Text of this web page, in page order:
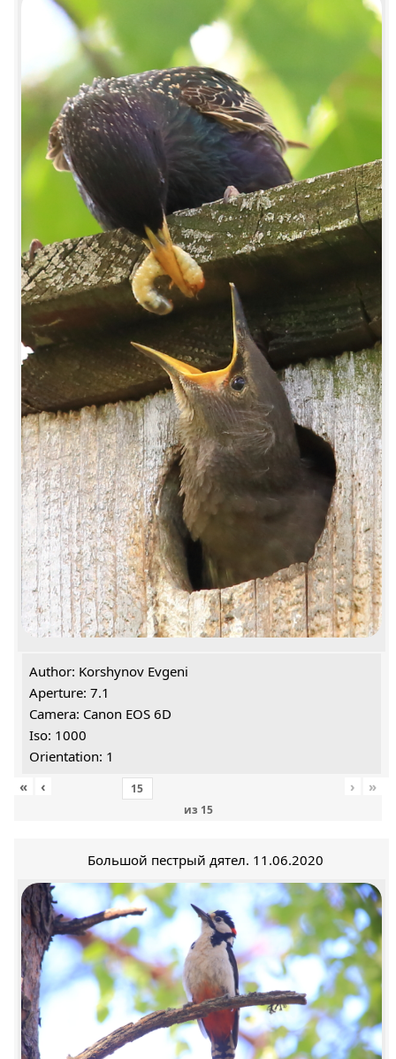
Author: Korshynov Evgeni
Aperture: 7.1
Camera: Canon EOS 6D
Iso: 1000
Orientation: 1
«
‹
из 15
› »
Большой пестрый дятел. 11.06.2020